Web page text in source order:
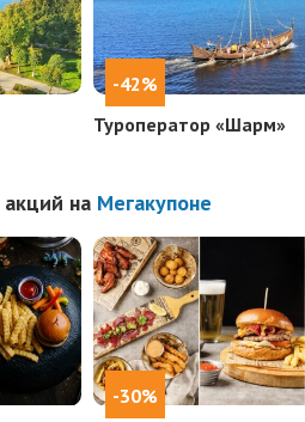
-42%
Туроператор «Шарм»
на Мегакупоне
-30%